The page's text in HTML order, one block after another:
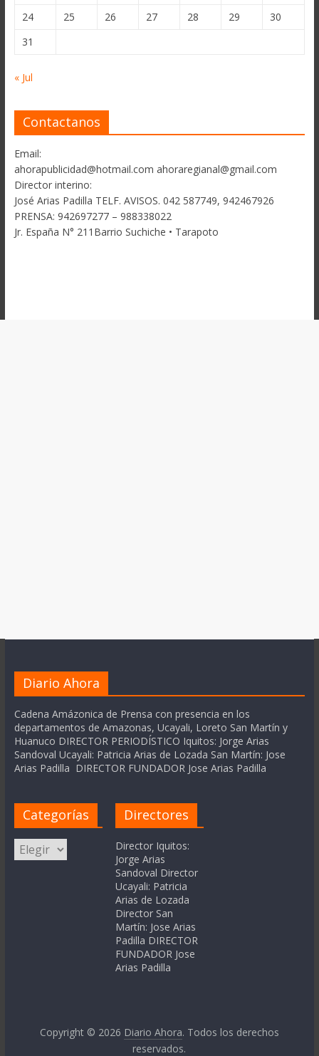
24
25 26 27 28 29
30
31
« Jul
Contactanos
Email:
ahorapublicidad@hotmail.com ahoraregianal@gmail.com
Director interino:
José Arias Padilla TELF. AVISOS. 042 587749, 942467926
PRENSA: 942697277 – 988338022
Jr. España N° 211Barrio Suchiche • Tarapoto
Diario Ahora
Cadena Amázonica de Prensa con presencia en los
departamentos de Amazonas, Ucayali, Loreto San Martín y
Huanuco DIRECTOR PERIODÍSTICO Iquitos: Jorge Arias
Sandoval Ucayali: Patricia Arias de Lozada San Martín: Jose
Arias Padilla DIRECTOR FUNDADOR Jose Arias Padilla
Categorías
Categorías
Directores
Director Iquitos:
Jorge Arias
Sandoval Director
Ucayali: Patricia
Arias de Lozada
Director San
Martín: Jose Arias
Padilla DIRECTOR
FUNDADOR Jose
Arias Padilla
Copyright © 2026 Diario Ahora. Todos los derechos
reservados.